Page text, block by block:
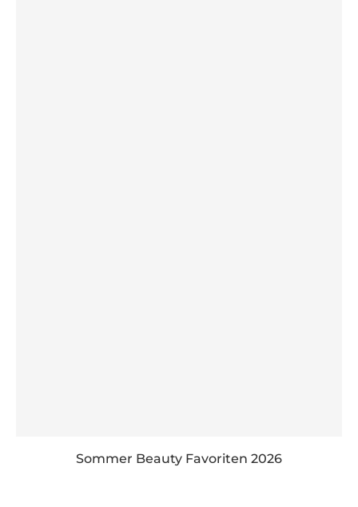
Sommer Beauty Favoriten 2026